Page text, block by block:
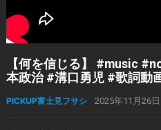
【何を信じる】 #music
本政治 #溝口勇児 #歌詞動
PICKUP富士見フサシ 2025年11月26日